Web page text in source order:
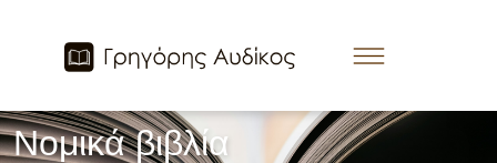
Νομικά βιβλία